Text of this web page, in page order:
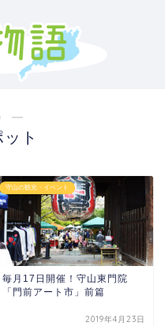
―
ト
守山の観光・イベント
毎月17日開催！守山東門院
「門前アート市」前篇
2019年4月23日